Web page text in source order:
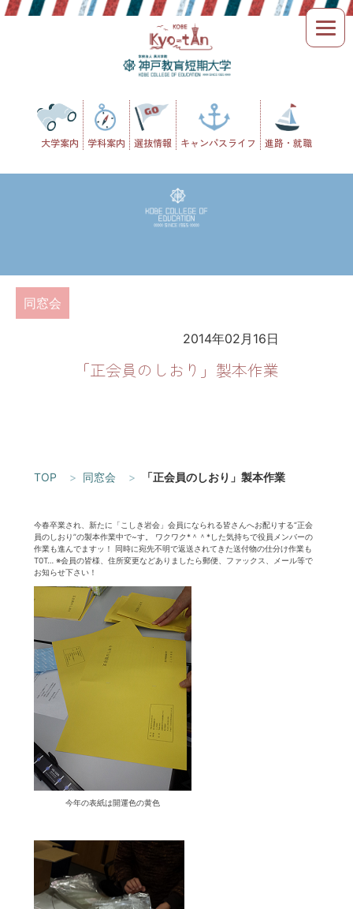
Skip
to
大学案内 学科案内 選抜情報 キャンパスライフ 進路・就職
同窓会
2014年02月16日
「正会員のしおり」製本作業
TOP 同窓会 「正会員のしおり」製本作業
今春卒業され、新たに「こしき岩会」会員になられる皆さんへお配りする“正会
員のしおり”の製本作業中で~す。 ワクワク*＾＾*した気持ちで役員メンバーの
作業も進んでますッ！ 同時に宛先不明で返送されてきた送付物の仕分け作業も
T0T… ※会員の皆様、住所変更などありましたら郵便、ファックス、メール等で
お知らせ下さい！
今年の表紙は開運色の黄色